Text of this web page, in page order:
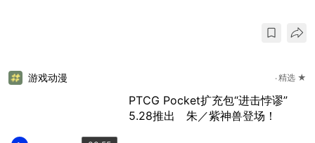
游戏动漫 精选 ★
PTCG Pocket扩充包“进击悖谬”
5.28推出 朱／紫神兽登场！